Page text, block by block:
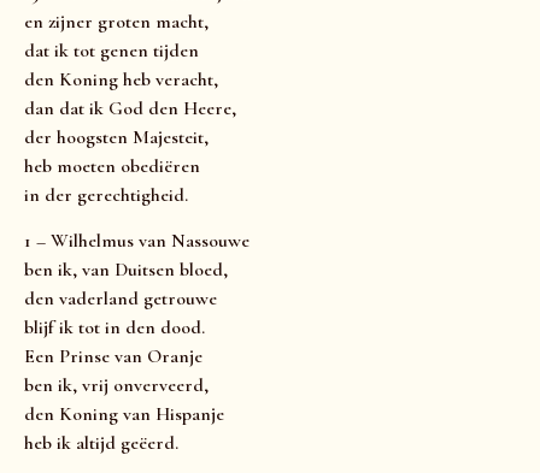
en zijner groten macht,
dat ik tot genen tijden
den Koning heb veracht,
dan dat ik God den Heere,
der hoogsten Majesteit,
heb moeten obediëren
in der gerechtigheid.
1 – Wilhelmus van Nassouwe
ben ik, van Duitsen bloed,
den vaderland getrouwe
blijf ik tot in den dood.
Een Prinse van Oranje
ben ik, vrij onverveerd,
den Koning van Hispanje
heb ik altijd geëerd.